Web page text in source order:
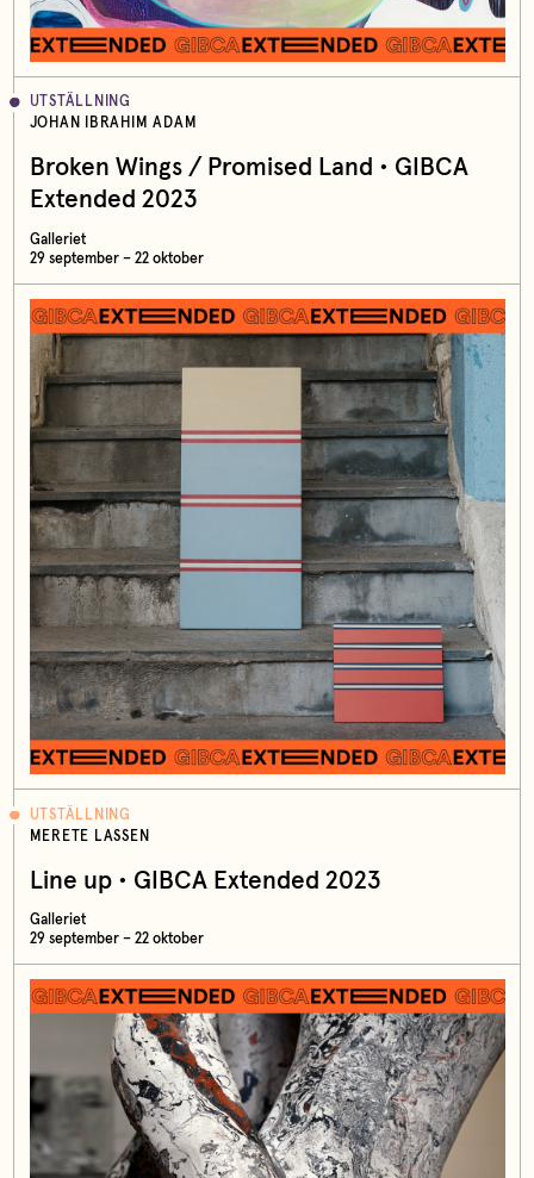
UTSTÄLLNING
JOHAN IBRAHIM ADAM
Broken Wings / Promised Land • GIBCA
Extended 2023
Galleriet
29 september – 22 oktober
UTSTÄLLNING
MERETE LASSEN
Line up • GIBCA Extended 2023
Galleriet
29 september – 22 oktober